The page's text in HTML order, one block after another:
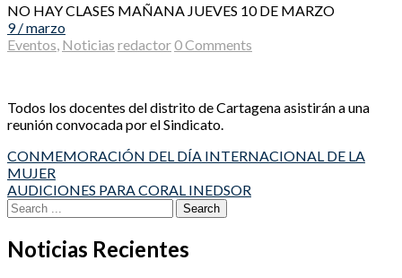
NO HAY CLASES MAÑANA JUEVES 10 DE MARZO
9 / marzo
Eventos Noticias redactor0 Comments
Todos los docentes del distrito de Cartagena asistirán a una
reunión convocada por el Sindicato.
Post
navigation
CONMEMORACIÓN DEL DÍA INTERNACIONAL DE LA
MUJER
AUDICIONES PARA CORAL INEDSOR
Search
for:
Noticias Recientes